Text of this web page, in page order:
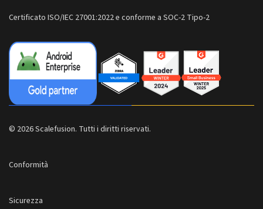
Certificato ISO/IEC 27001:2022 e conforme a SOC-2 Tipo-2
© 2026 Scalefusion. Tutti i diritti riservati.
Conformità
Sicurezza